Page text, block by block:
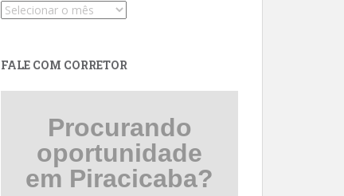
Pesquise
FALE COM CORRETOR
Procurando
oportunidade
em Piracicaba?